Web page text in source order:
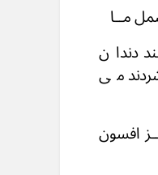
مــا
دندا ن
می
افسون